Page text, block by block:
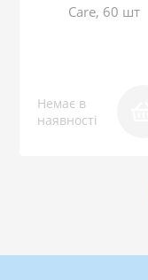
Care, 60 шт
Немає в
наявності